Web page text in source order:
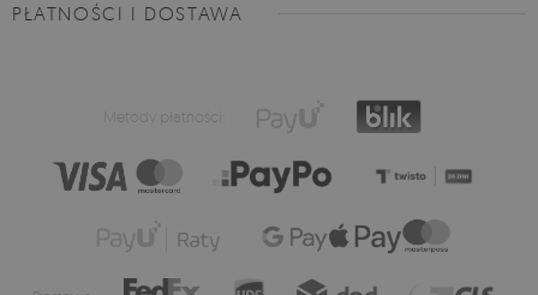
PŁATNOŚCI I DOSTAWA
Metody płatności: